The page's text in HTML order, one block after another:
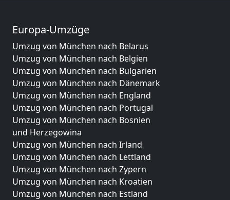
Europa-Umzüge
Umzug von München nach Belarus
Umzug von München nach Belgien
Umzug von München nach Bulgarien
Umzug von München nach Dänemark
Umzug von München nach England
Umzug von München nach Portugal
Umzug von München nach Bosnien
und Herzegowina
Umzug von München nach Irland
Umzug von München nach Lettland
Umzug von München nach Zypern
Umzug von München nach Kroatien
Umzug von München nach Estland